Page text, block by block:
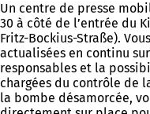
Un centre de presse
30 à côté de l’entrée du
Fritz-Bockius-Straße).
actualisées en continu
responsables et la
chargées du contrôle de
la bombe désamorcée,